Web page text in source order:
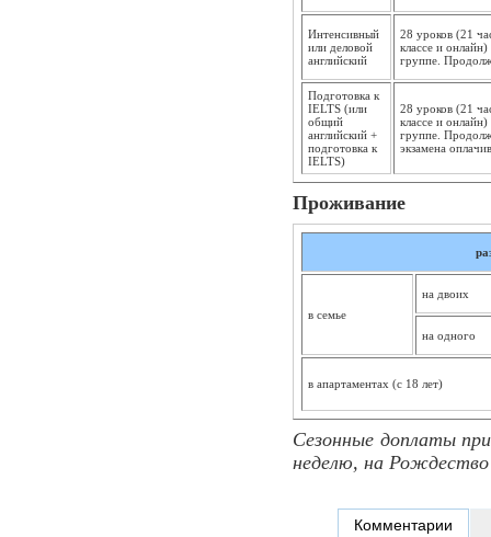
Интенсивный
или деловой
английский
28 уроков (21
классе и
группе.
Подготовка к
IELTS (или
общий
английский +
подготовка к
IELTS)
28 уроков (21
классе и
группе.
экзамена
Проживание
в семье
на двоих
на одного
в апартаментах (с 18 лет)
Сезонные доплаты
неделю, на Рождество
Комментарии